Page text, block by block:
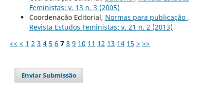
Feministas: v. 13 n. 3 (2005)
Coordenação Editorial, Normas para publicação ,
Revista Estudos Feministas: v. 21 n. 2 (2013)
<< < 1 2 3 4 5 6 7 8 9 10 11 12 13 14 15 > >>
Enviar Submissão